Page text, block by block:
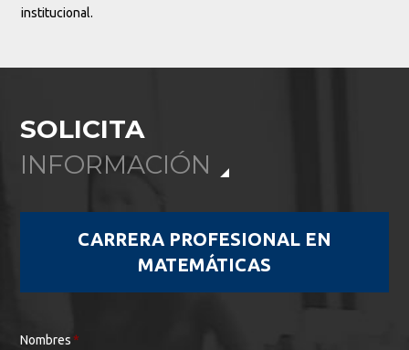
institucional.
SOLICITA
INFORMACIÓN
CARRERA PROFESIONAL EN
MATEMÁTICAS
Nombres *